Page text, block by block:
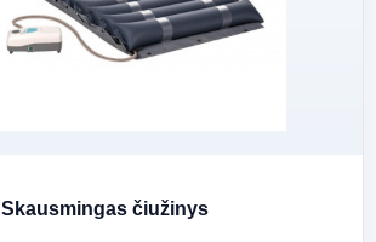
Skausmingas čiužinys